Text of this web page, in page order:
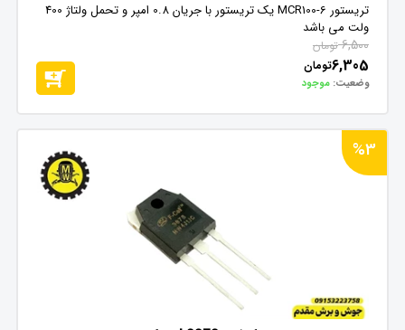
تریستور MCR100-6 یک تریستور با جریان 0.8 امپر و تحمل ولتاژ 400
ولت می باشد
6,500 تومان
6,305تومان
وضعیت: موجود
%3